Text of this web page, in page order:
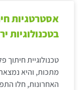
אסטרטגיות
בטכנולוגיות
טכנולוגיית חיתוך
מתכות, והיא
האחרונות, חלו